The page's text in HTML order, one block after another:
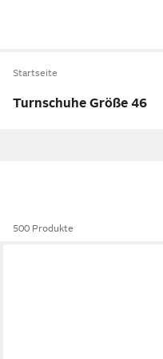
Startseite
Turnschuhe Größe 46
500 Produkte